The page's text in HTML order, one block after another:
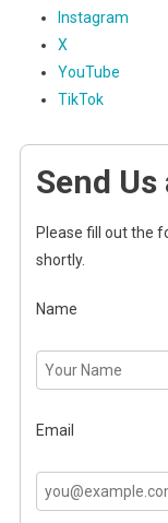
Instagram
X
YouTube
TikTok
Send Us
Please fill out the
shortly.
Name
Email